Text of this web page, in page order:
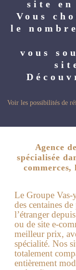
site en
Vous
le
vous
Voir les possibilités de
Agence
spécialisée
Le Groupe Vas-
des centaines
l’étranger
ou de site e-
meilleur prix,
spécialité. Nos
totalement
entièrement